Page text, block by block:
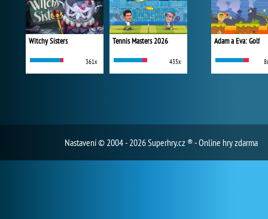
Witchy Sisters
361x
Tennis Masters 2026
435x
Adam a Eva: Golf
Nastavení© 2004 - 2026 Superhry.cz ® - Online hry zdarma